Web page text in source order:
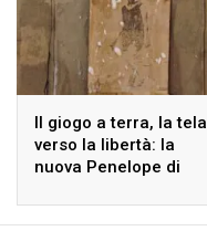
Il giogo a terra, la tela
verso la libertà: la
nuova Penelope di